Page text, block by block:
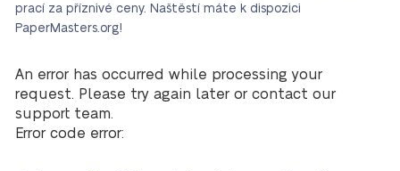
prací za příznivé ceny. Naštěstí máte k dispozici
PaperMasters.org!
An error has occurred while processing your
request. Please try again later or contact our
support team.
Error code error: